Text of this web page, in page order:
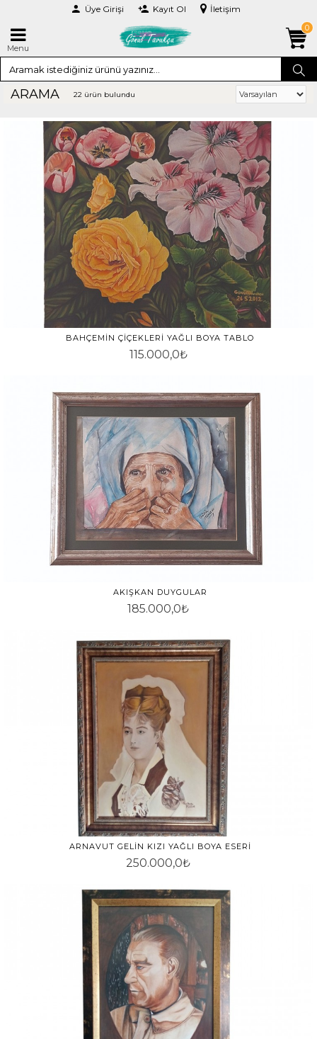
Üye Girişi Kayıt Ol İletişim
Menu
0
ARAMA 22 ürün bulundu
BAHÇEMIN ÇIÇEKLERI YAĞLI BOYA TABLO
115.000,0₺
AKIŞKAN DUYGULAR
185.000,0₺
ARNAVUT GELIN KIZI YAĞLI BOYA ESERI
250.000,0₺